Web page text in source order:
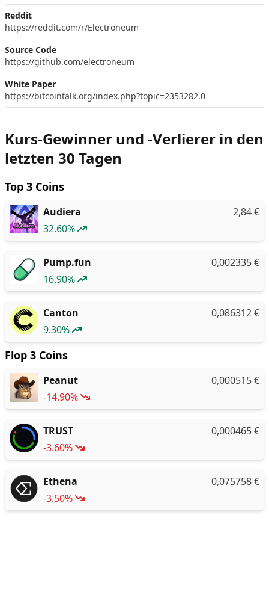
Reddit
https://reddit.com/r/Electroneum
Source Code
https://github.com/electroneum
White Paper
https://bitcointalk.org/index.php?topic=2353282.0
Kurs-Gewinner und -Verlierer in den
letzten 30 Tagen
Top 3 Coins
Audiera 2,84€
32.60%
Pump.fun 0,002335€
16.90%
Canton 0,086312€
9.30%
Flop 3 Coins
Peanut 0,000515€
-14.90%
TRUST 0,000465€
-3.60%
Ethena 0,075758€
-3.50%